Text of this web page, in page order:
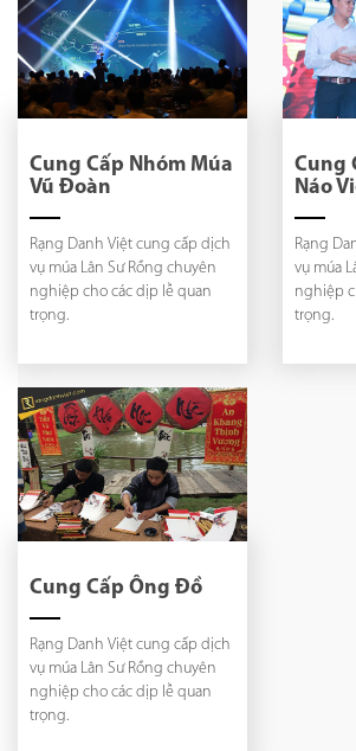
Cung Cấp Nhóm Múa
Vũ Đoàn
Rạng Danh Việt cung cấp dịch
vụ múa Lân Sư Rồng chuyên
nghiệp cho các dịp lễ quan
trọng.
Cung
Náo
Rạng
vụ múa
nghiệp
trọng.
Cung Cấp Ông Đồ
Rạng Danh Việt cung cấp dịch
vụ múa Lân Sư Rồng chuyên
nghiệp cho các dịp lễ quan
trọng.